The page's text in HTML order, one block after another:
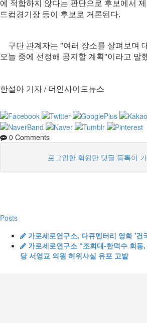
에 적합하지 않다는 판단으로 후보에서
드컵경기장 등이 후보로 거론된다.
구단 관계자는 "여러 장소를 살펴보며
오늘 중에 선정해 공지할 계획"이라고 말
한설아 기자 / 더인사이드뉴스
0 Comments
로그인한 회원만 댓글 등록이
Posts
가로세로연구소, 다큐멘터리 영화 '건
가로세로연구소 “조희대-한덕수 회동
당 서영교 의원 허위사실 유포 고발